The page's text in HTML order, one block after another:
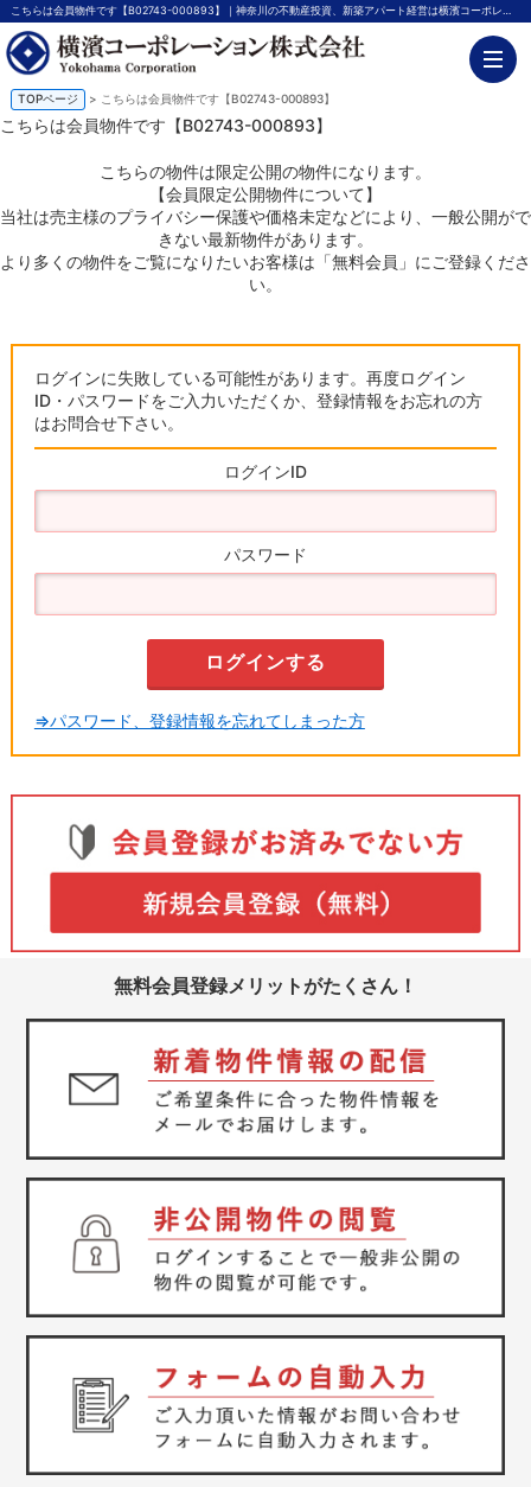
TOPページ > こちらは会員物件です【B02743-000893】
こちらは会員物件です【B02743-000893】
こちらの物件は限定公開の物件になります。
【会員限定公開物件について】
当社は売主様のプライバシー保護や価格未定などにより、一般公開がで
きない最新物件があります。
より多くの物件をご覧になりたいお客様は「無料会員」にご登録くださ
い。
ログインに失敗している可能性があります。再度ログイン
ID・パスワードをご入力いただくか、登録情報をお忘れの方
はお問合せ下さい。
ログインID
パスワード
⇒パスワード、登録情報を忘れてしまった方
無料会員登録メリットがたくさん！